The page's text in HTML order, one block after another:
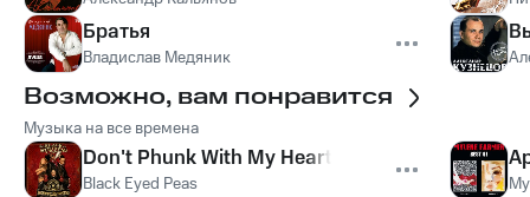
Братья
Владислав Медяник
Возможно, вам понравится
Музыка на все времена
Don't Phunk With My Heart
Black Eyed Peas